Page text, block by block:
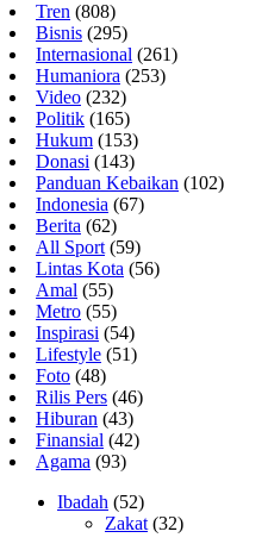
Tren (808)
Bisnis (295)
Internasional (261)
Humaniora (253)
Video (232)
Politik (165)
Hukum (153)
Donasi (143)
Panduan Kebaikan (102)
Indonesia (67)
Berita (62)
All Sport(59)
Lintas Kota (56)
Amal (55)
Metro (55)
Inspirasi (54)
Lifestyle (51)
Foto (48)
Rilis Pers (46)
Hiburan (43)
Finansial (42)
Agama (93)
Ibadah (52)
Zakat(32)